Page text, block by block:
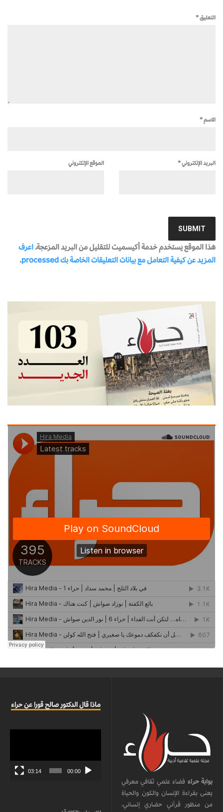
التعليق*
الاسم*
البريد الإلكتروني* الموقع الإلكتروني
هذا الموقع يستخدم خدمة أكيسميت للتقليل من البريد المزعجة. اعرف
المزيد عن كيفية التعامل مع بيانات التعليقات الخاصة بك processed
.
بوابة حراء فضاء علمي ثقافي معرفي
يعنى بقراءة الإنسان والكون والحياة
من منظور قرآني حضاري إنساني،
ماذا قال الدكتور صالح قورا عن حراء
00:00
03:14